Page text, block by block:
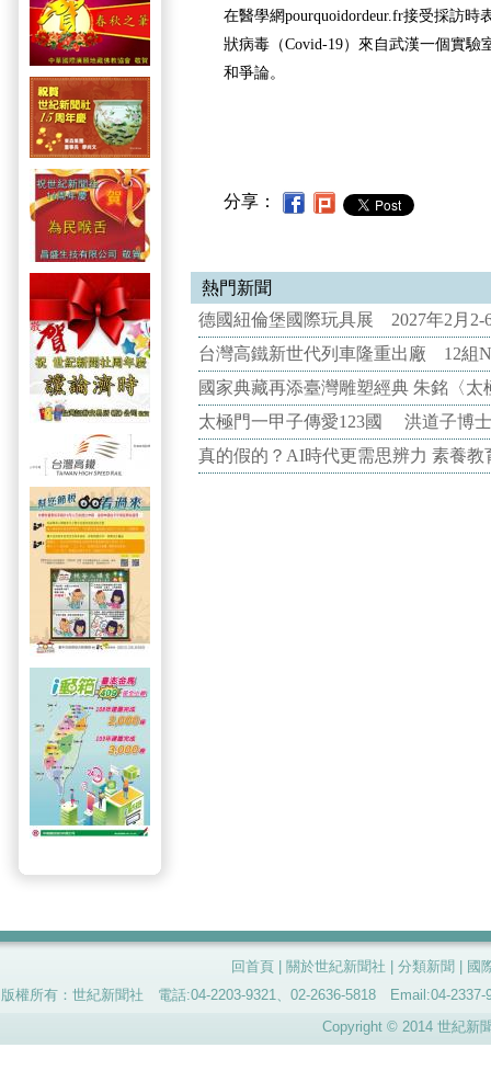
在醫學網pourquoidordeur.fr接受採訪時
狀病毒（Covid-19）來自武漢一個實驗
和爭論。
分享：
熱門新聞
德國紐倫堡國際玩具展 2027年2月2-
台灣高鐵新世代列車隆重出廠 12組
國家典藏再添臺灣雕塑經典 朱銘〈
太極門一甲子傳愛123國 洪道子博
真的假的？AI時代更需思辨力 素養
回首頁 關於世紀新聞社 分類新聞
國
版權所有：世紀新聞社 電話:04-2203-9321、02-2636-5818 Email:04-
Copyright © 2014 世紀新